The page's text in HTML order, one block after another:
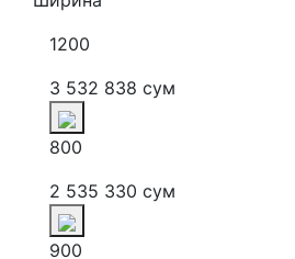
1200
3 532 838 сум
800
2 535 330 сум
900